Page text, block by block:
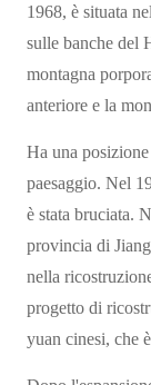
1968, è situata
sulle banche del
montagna
anteriore e la
Ha una
paesaggio. Nel
è stata bruciata.
provincia di
nella
progetto di
yuan cinesi, che